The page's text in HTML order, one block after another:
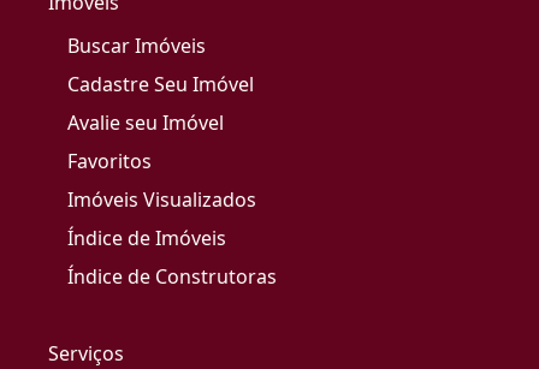
Buscar Imóveis
Cadastre Seu Imóvel
Avalie seu Imóvel
Favoritos
Imóveis Visualizados
Índice de Imóveis
Índice de Construtoras
Serviços